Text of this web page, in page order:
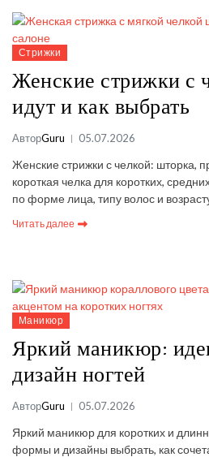
Стрижки
Женские стрижки с
идут и как выбрать
АвторGuru 05.07.2026
Женские стрижки с челкой: шторка,
короткая челка для коротких,
по форме лица, типу волос и
Читать далее
Маникюр
Яркий маникюр:
дизайн ногтей
АвторGuru 05.07.2026
Яркий маникюр для коротких и
формы и дизайны выбрать, как